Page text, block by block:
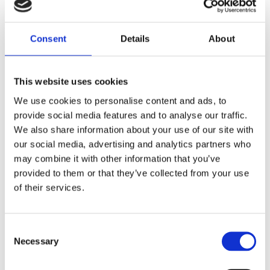
Consent Details About
This website uses cookies
We use cookies to personalise content and ads, to
provide social media features and to analyse our traffic.
We also share information about your use of our site with
our social media, advertising and analytics partners who
may combine it with other information that you’ve
provided to them or that they’ve collected from your use
of their services.
Selection
Necessary
I kategorienAllfinder du billeder, der viser et bredt
udvalg af vores opgaver. Her kan du se både
team. Billederne giver et klart indtryk af vores
professionalisme og effektivitet i skovarbejdet. Du kan
også se, hvordan vores maskiner bruges til forskellige
opgaver, og hvordan vi håndterer træ og skov på en
sikker måde.
Kategorien